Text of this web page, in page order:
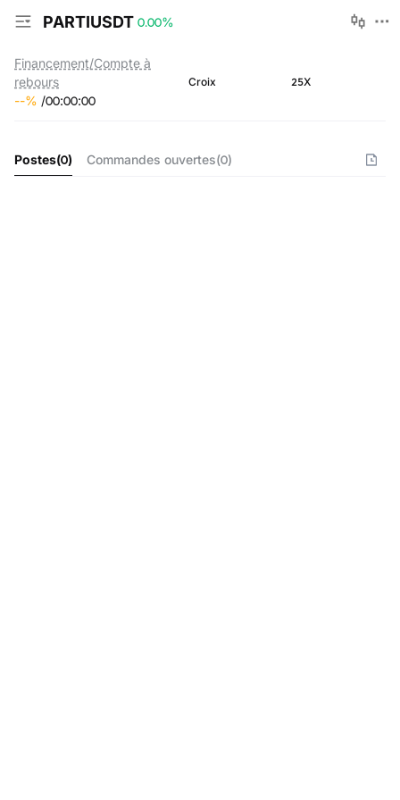
PARTIUSDT 0.00%
Financement/Compte à
rebours
--% /00:00:00
Croix 25X
Postes(0) Commandes ouvertes(0)